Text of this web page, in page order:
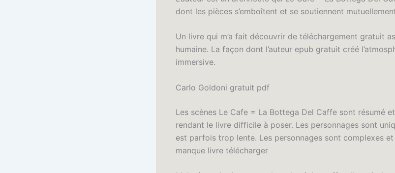
dont les pièces s’emboîtent et se soutiennent
Un livre qui m’a fait découvrir de téléchargement gratuit
humaine. La façon dont l’auteur epub gratuit créé
immersive.
Carlo Goldoni gratuit pdf
Les scènes Le Cafe = La Bottega Del Caffe sont résumé
rendant le livre difficile à poser. Les personnages sont
est parfois trop lente. Les personnages sont complexes et
manque livre télécharger